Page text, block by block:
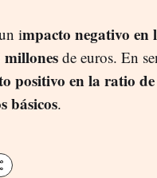
impacto negativo en
millones de euros. En
positivo en la ratio
básicos.